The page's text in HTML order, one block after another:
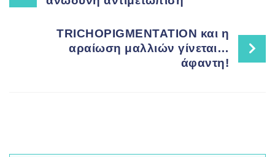
navigation
TRICHOPIGMENTATION και η
αραίωση μαλλιών γίνεται…
άφαντη!